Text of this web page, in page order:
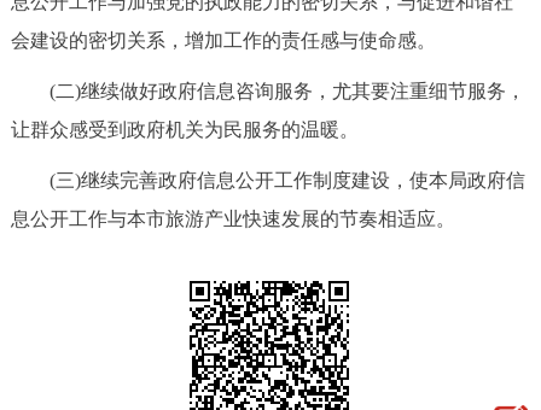
会建设的密切关系，增加工作的责任感与使命感。
(二)继续做好政府信息咨询服务，尤其要注重细节服务，
让群众感受到政府机关为民服务的温暖。
(三)继续完善政府信息公开工作制度建设，使本局政府信
息公开工作与本市旅游产业快速发展的节奏相适应。